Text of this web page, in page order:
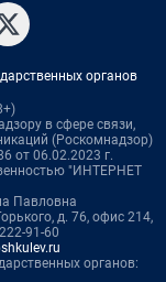
органов
в сфере связи,
(Роскомнадзор)
от 06.02.2023 г.
"ИНТЕРНЕТ
Павловна
д. 76, офис 214,
91-60
органов: